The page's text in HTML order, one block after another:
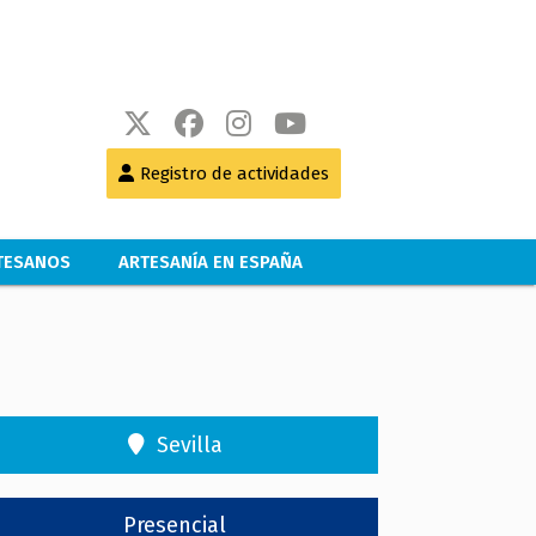
Registro de actividades
ARTESANÍA EN ESPAÑA
Sevilla
Presencial